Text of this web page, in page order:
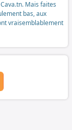
Mais faites
bas, aux
vraisemblablement